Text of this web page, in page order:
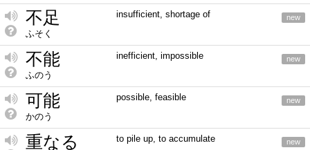
不足
ふそく
insufficient, shortage of new
不能
ふのう
inefficient, impossible new
可能
かのう
possible, feasible new
重なる to pile up, to accumulate new